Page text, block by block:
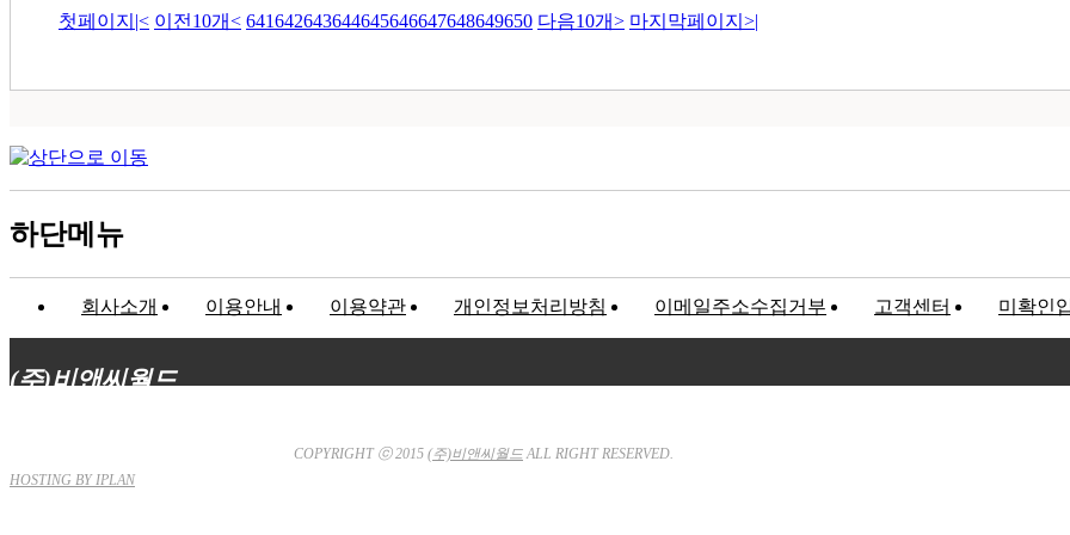
첫페이지 |< 이전10개< 641642643644645646647648649650 다음10개> 마지막페이지 >|
하단메뉴
회사소개 이용안내 이용약관 개인정보처리방침 이메일주소수집거부 고객센터 미확인
(주)비앤씨월드
COPYRIGHT ⓒ 2015 (주)비앤씨월드ALL RIGHT RESERVED.
HOSTING BY IPLAN